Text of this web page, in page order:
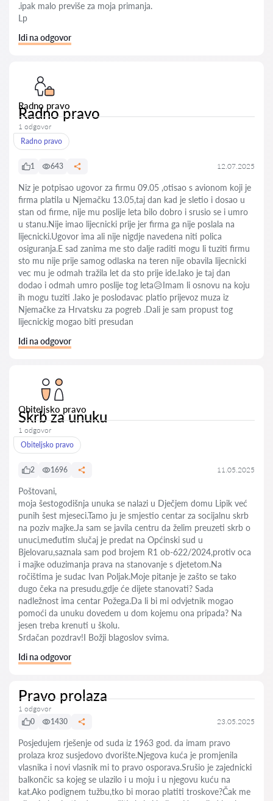
.ipak malo previše za moja primanja.
Lp
Idi na odgovor
Radno pravo
Radno pravo
1 odgovor
Radno pravo
1 643 12.07.2025
Niz je potpisao ugovor za firmu 09.05 ,otisao s avionom koji je
firma platila u Njemačku 13.05,taj dan kad je sletio i dosao u
stan od firme, nije mu poslije leta bilo dobro i srusio se i umro
u stanu.Nije imao lijecnicki prije jer firma ga nije poslala na
lijecnicki.Ugovor ima ali nije nigdje navedena niti polica
osiguranja.E sad zanima me sto dalje raditi mogu li tuziti firmu
sto mu nije prije samog odlaska na teren nije obavila lijecnicki
vec mu je odmah tražila let da sto prije ide.Iako je taj dan
dodao i odmah umro poslije tog leta😥Imam li osnovu na koju
ih mogu tuziti .Iako je poslodavac platio prijevoz muza iz
Njemačke za Hrvatsku za pogreb .Dali je sam propust tog
lijecnickig mogao biti presudan
Idi na odgovor
Obiteljsko pravo
Skrb za unuku
1 odgovor
Obiteljsko pravo
2 1696 11.05.2025
Poštovani,
moja šestogodišnja unuka se nalazi u Dječjem domu Lipik već
punih šest mjeseci.Tamo ju je smjestio centar za socijalnu skrb
na poziv majke.Ja sam se javila centru da želim preuzeti skrb o
unuci,međutim slučaj je predat na Općinski sud u
Bjelovaru,saznala sam pod brojem R1 ob-622/2024,protiv oca
i majke oduzimanja prava na stanovanje s djetetom.Na
ročištima je sudac Ivan Poljak.Moje pitanje je zašto se tako
dugo čeka na presudu,gdje će dijete stanovati? Sada
nadležnost ima centar Požega.Da li bi mi odvjetnik mogao
pomoći da unuku dovedem u dom kojemu ona pripada? Na
jesen treba krenuti u školu.
Srdačan pozdrav!I Božji blagoslov svima.
Idi na odgovor
Pravo prolaza
1 odgovor
0
1430 23.05.2025
Posjedujem rješenje od suda iz 1963 god. da imam pravo
prolaza kroz susjedovo dvorište.Njegova kuća je promjenila
vlasnika i novi vlasnik mi to pravo osporava.Srušio je zajednicki
balkončic sa kojeg se ulazilo i u moju i u njegovu kuću na
kat.Ako podignem tužbu,tko bi morao platiti troskove?Čak me